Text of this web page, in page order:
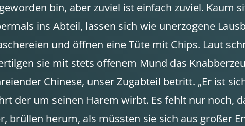
bin, aber zuviel ist einfach zuviel. Kaum
ins Abteil, lassen sich wie unerzogene
und öffnen eine Tüte mit Chips. Laut
sie mit stets offenem Mund das
Chinese, unser Zugabteil betritt. „Er ist
der um seinen Harem wirbt. Es fehlt nur noch,
brüllen herum, als müssten sie sich aus großer